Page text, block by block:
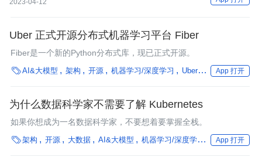
2023-04-12
Uber 正式开源分布式机器学习平台 Fiber
Fiber是一个新的Python分布式库，现已正式开源。
AI&大模型 架构 开源 机器学习/深度学习 Uber 性能优化 编程
App 打开
为什么数据科学家不需要了解 Kubernetes
如果你想成为一名数据科学家，不要想着要掌握全栈。
架构 开源 大数据 AI&大模型 机器学习/深度学习 数据处理
App 打开